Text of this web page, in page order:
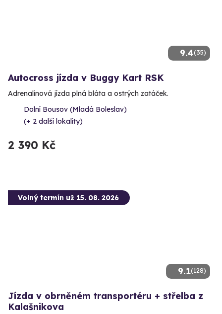
9.4(35)
Autocross jízda v Buggy Kart RSK
Adrenalinová jízda plná bláta a ostrých zatáček.
Dolní Bousov (Mladá Boleslav)
(+ 2 další lokality)
2 390 Kč
9.1(128)
Volný termín už 15. 08. 2026
Jízda v obrněném transportéru + střelba z
Kalašnikova